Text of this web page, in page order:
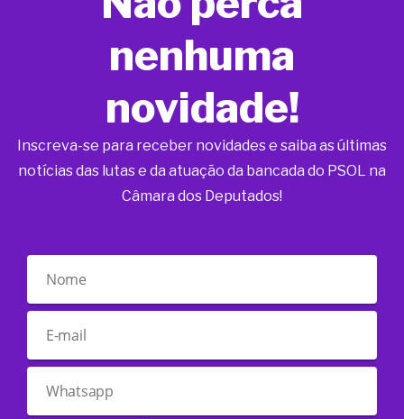
nenhuma
novidade!
Inscreva-se para receber novidades e saiba as últimas
notícias das lutas e da atuação da bancada do PSOL na
Câmara dos Deputados!